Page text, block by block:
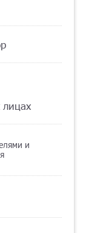
лицах
и